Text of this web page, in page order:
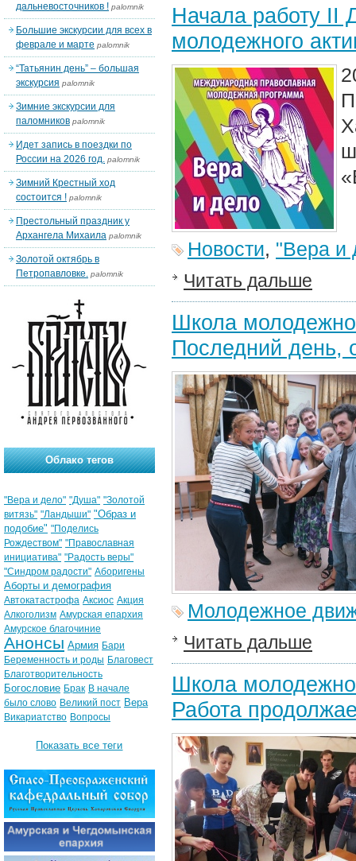
Начала работу II
молодежного
Новости, "Вера и
Читать дальше
Школа
Последний день,
Молодежное
Читать дальше
Школа
Работа
дальневосточников ! palomnik
Большие экскурсии для всех в
феврале и марте palomnik
“Татьянин день” – большая
экскурсия palomnik
Зимние экскурсии для
паломников palomnik
Идет запись в поездки по
России на 2026 год. palomnik
Зимний Крестный ход
состоится ! palomnik
Престольный праздник у
Архангела Михаила palomnik
Золотой октябрь в
Петропавловке. palomnik
Облако тегов
"Вера и дело" "Душа" "Золотой
витязь" "Ландыши" "Образ и
подобие" "Поделись
Рождеством" "Православная
инициатива" "Радость веры"
"Синдром радости" Аборигены
Аборты и демография
Автокатастрофа Аксиос Акция
Алкоголизм Амурская епархия
Амурское благочиние
Анонсы Армия Бари
Беременность и роды Благовест
Благотворительность
Богословие Брак В начале
было слово Великий пост Вера
Викариатство Вопросы
Показать все теги